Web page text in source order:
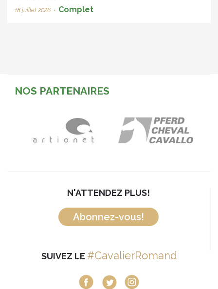
18 juillet 2026 • Complet
NOS PARTENAIRES
N'ATTENDEZ PLUS!
Abonnez-vous!
SUIVEZ LE #CavalierRomand